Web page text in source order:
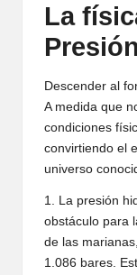
La
Descender al
A medida que
condiciones
convirtiendo el
universo
1. La presión
obstáculo para
de las
1.086 bares.